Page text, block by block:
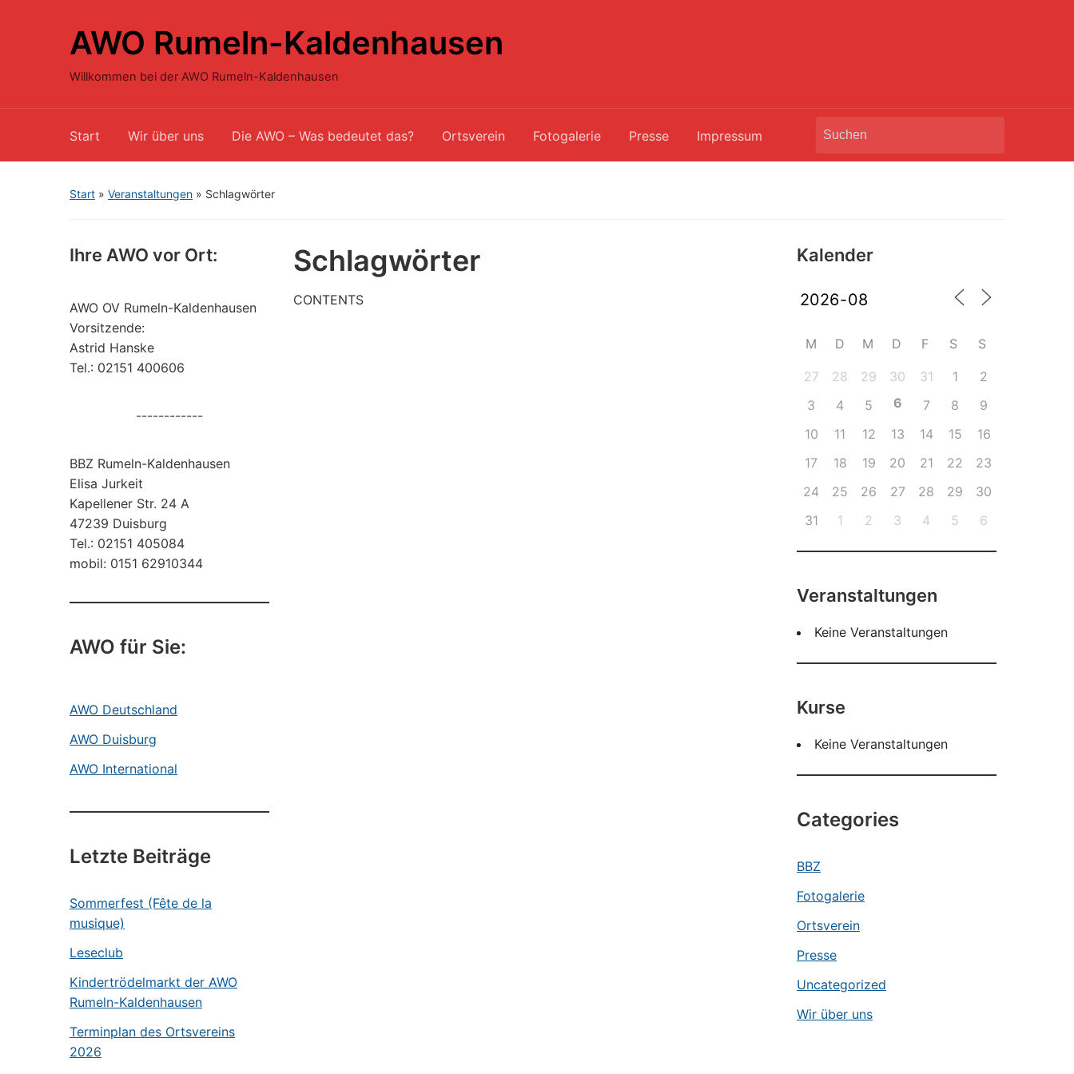
AWO Rumeln-Kaldenhausen
Willkommen bei der AWO Rumeln-Kaldenhausen
Start Wir über uns Die AWO – Was bedeutet das? Ortsverein Fotogalerie Presse Impressum
Search
Start » Veranstaltungen » Schlagwörter
Ihre AWO vor Ort:
AWO OV Rumeln-Kaldenhausen
Vorsitzende:
Astrid Hanske
Tel.: 02151 400606
------------
BBZ Rumeln-Kaldenhausen
Elisa Jurkeit
Kapellener Str. 24 A
47239 Duisburg
Tel.: 02151 405084
mobil: 0151 62910344
AWO für Sie:
AWO Deutschland
AWO Duisburg
AWO International
Letzte Beiträge
Sommerfest (Fête de la
musique)
Leseclub
Kindertrödelmarkt der AWO
Rumeln-Kaldenhausen
Terminplan des Ortsvereins
2026
Schlagwörter
CONTENTS
Kalender
M D M D F S S
27 28 29 30 31 1
2
3
4 5 6 7 8
9
10
11 12 13 14 15
16
17
18 19 20 21 22
23
24
25 26 27 28 29
30
31
1 2 3 4 5 6
Veranstaltungen
Keine Veranstaltungen
Kurse
Keine Veranstaltungen
Categories
BBZ
Fotogalerie
Ortsverein
Presse
Uncategorized
Wir über uns